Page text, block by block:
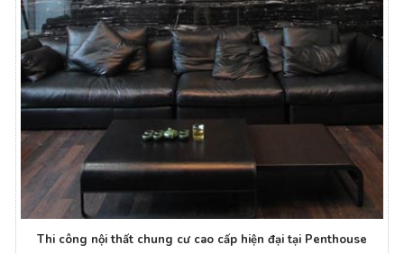
Thi công nội thất chung cư cao cấp hiện đại tại Penthouse